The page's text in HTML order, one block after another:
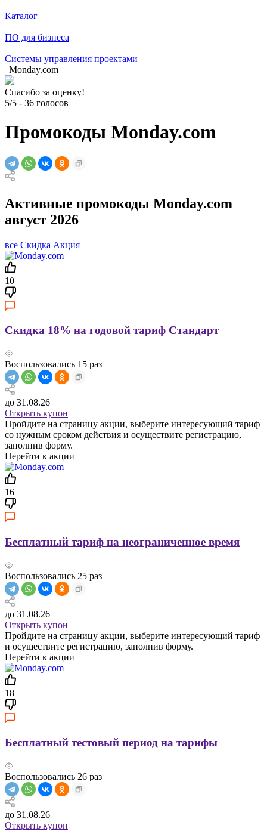
Каталог
ПО для бизнеса
Системы управления проектами
Monday.com
Спасибо за оценку!
5/5 - 36 голосов
Промокоды Monday.com
Активные промокоды Monday.com
август 2026
все Скидка Акция
10
Скидка 18% на годовой тариф Стандарт
Воспользовались 15 раз
до 31.08.26
Открыть купон
Пройдите на страницу акции, выберите интересующий тариф
со нужным сроком действия и осуществите регистрацию,
заполнив форму.
Перейти к акции
16
Бесплатный тариф на неограниченное время
Воспользовались 25 раз
до 31.08.26
Открыть купон
Пройдите на страницу акции, выберите интересующий тариф
и осуществите регистрацию, заполнив форму.
Перейти к акции
18
Бесплатный тестовый период на тарифы
Воспользовались 26 раз
до 31.08.26
Открыть купон